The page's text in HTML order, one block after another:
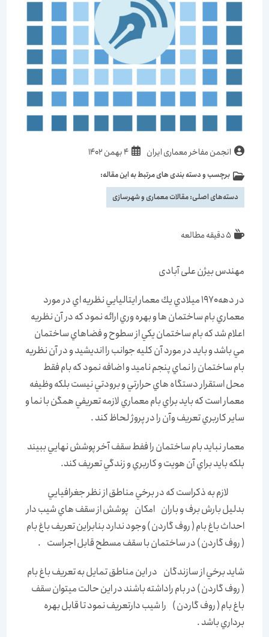
انجمن مفاخر معماری ایران 4 بهمن 1402
برچسب و دسته بندی های مرتبط به این مقاله:
دسته‌های اصلی:مقالات معماری و شهرسازی
5 دقیقه مطالعه
مهندس بیژن علی آبادی
در دهه1970 ميلادي يك معمار ايتاليايي نظريه اي در مورد
معماري بام ساختمان ها و بهره وري ارائه نمود كه در آن نظريه
اعلام شد كه بام ساختمان يكي از سطوح و فضاهاي ساختمان
مي باشد و بايد در مورد آن كليه جوانب را انديشيد و در آن نظريه
بام ساختمان را نماي پنجم ناميد و اضافه نمود كه بام فقط
محل استقرار دستگاه هاي حرارتي و برودتي نيست بلكه وظيفه
معمار است كه بايد براي بام معماري لازمه تعريفي همگن با نما و
ساير كاربري تعريف وآن را در پروژ لحاظ كند .
معمار نبايد بام ساختمان را ففط سقف آخر پوشش نهايي ببيند
بلكه بايد براي آن هويت و كاربري و زندگي تعريف كند.
لازم به ذكراست كه در برخي مناطق از نظر جغرافيايي
بدليل بارش برف و باران امكان پوشش از سقف هاي شيب دار
احداث باغ بام ( روف گاردن ) وجود ندارد بنابراين تعريف باغ بام
( روف گاردن ) در ساختمان با سقف مسطح قابل اجراست .
شايد برخي از سازندگان در اين مناطق تمايل به تعريف باغ بام
( روف گاردن ) در بام راداشته باشند در اين حالت ميتوان سقف
باغ بام ( روف گاردن ) را شيب دارتعريف نمود تا قابل بهره
برداري باشد .